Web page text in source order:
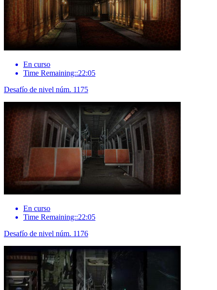
En curso
Time Remaining::22:05
Desafío de nivel núm. 1175
En curso
Time Remaining::22:05
Desafío de nivel núm. 1176